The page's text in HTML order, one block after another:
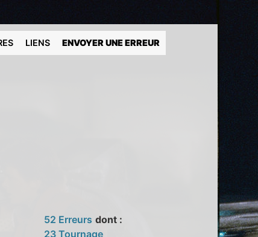
LIENS ENVOYER UNE ERREUR
52 Erreurs dont :
23 Tournage